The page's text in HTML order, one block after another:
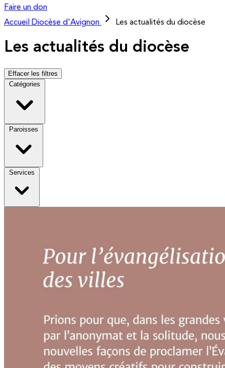
Faire un don
Accueil
Diocèse d'Avignon Les actualités du diocèse
Les actualités du diocèse
Effacer les filtres
Catégories
Paroisses
Services